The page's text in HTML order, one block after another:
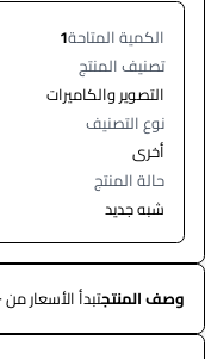
الكمية المتاحة1
تصنيف المنتج
التصوير والكاميرات
نوع التصنيف
أخرى
حالة المنتج
شبه جديد
وصف المنتجتبدأ الأسعار من ٨٠٠ ريال --- مواصفات المنتج --- • سيارة كلاسيك